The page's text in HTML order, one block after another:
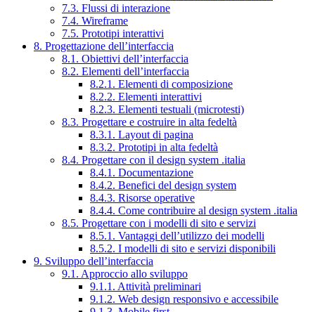
7.3. Flussi di interazione
7.4. Wireframe
7.5. Prototipi interattivi
8. Progettazione dell’interfaccia
8.1. Obiettivi dell’interfaccia
8.2. Elementi dell’interfaccia
8.2.1. Elementi di composizione
8.2.2. Elementi interattivi
8.2.3. Elementi testuali (microtesti)
8.3. Progettare e costruire in alta fedeltà
8.3.1. Layout di pagina
8.3.2. Prototipi in alta fedeltà
8.4. Progettare con il design system .italia
8.4.1. Documentazione
8.4.2. Benefici del design system
8.4.3. Risorse operative
8.4.4. Come contribuire al design system .italia
8.5. Progettare con i modelli di sito e servizi
8.5.1. Vantaggi dell’utilizzo dei modelli
8.5.2. I modelli di sito e servizi disponibili
9. Sviluppo dell’interfaccia
9.1. Approccio allo sviluppo
9.1.1. Attività preliminari
9.1.2. Web design responsivo e accessibile